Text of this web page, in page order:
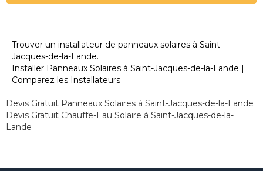
Trouver un installateur de panneaux solaires à Saint-
Jacques-de-la-Lande.
Installer Panneaux Solaires à Saint-Jacques-de-la-Lande |
Comparez les Installateurs
Devis Gratuit Panneaux Solaires à Saint-Jacques-de-la-Lande
Devis Gratuit Chauffe-Eau Solaire à Saint-Jacques-de-la-
Lande